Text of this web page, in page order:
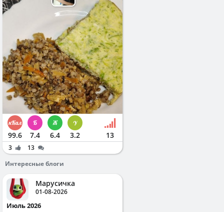
99.6 7.4 6.4 3.2 13
3
13
Интересные блоги
Марусичка
01-08-2026
Июль 2026